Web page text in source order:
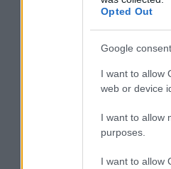
Opted Out
Google
I want to allow
web or device
I want to allow
purposes.
I want to allow
százaléka
keresett
elmaradt
értéktől.
A 4-11 hónapja